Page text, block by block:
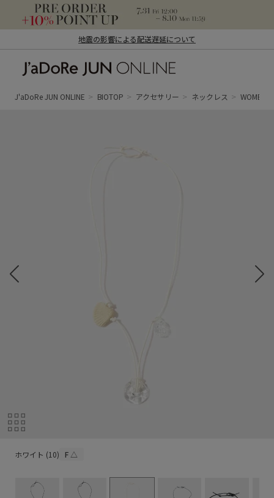
地震の影響による配送遅延について
ン オンライン）
J'aDoRe JUN ONLINE BIOTOP アクセサリー ネックレス WOMEN
ホワイト (10) F △